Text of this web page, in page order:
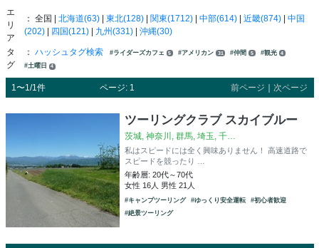
エ
リ
ア
： 全国 | 北海道(63)| 東北(128)| 関東(1712)| 中部(614)| 近畿(874)| 中国
(202)| 四国(121)| 九州(331)| 沖縄(30)
タ
グ
： ハッシュタグ検索 #ライダーズカフェ 5 #アメリカン 31 #仲間 5 #観光 4
#土曜日 4
1〜1/1件 ページ: 1 前ページ 次ページ
ツーリングクラブ スカイブルー
茨城, 神奈川, 群馬, 埼玉, 千…
私はスピードには全く興味ありません！ 高速道路で
スピードを競ったり …
年齢層: 20代～70代
女性 16人 男性 21人
#キャンプツーリング #ゆっくり安全運転
#初心者歓迎
#絶景ツーリング